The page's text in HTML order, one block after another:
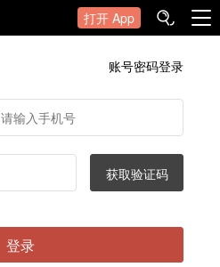
打开 App
账号密码登录
获取验证码
登录